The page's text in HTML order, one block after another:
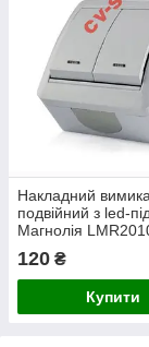
Накладний
подвійний з led-
Магнолія
120 ₴
Купити